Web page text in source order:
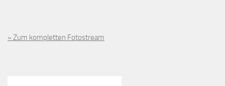
» Zum kompletten Fotostream